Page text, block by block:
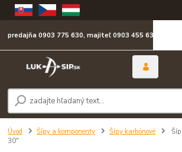
predajňa 0903 775 630, majiteľ 0903 455 630
Úvod Šípy a komponenty Šípy karbónové
30"